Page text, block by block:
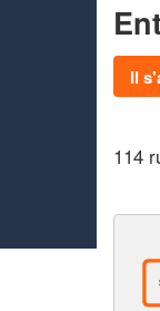
Il
114